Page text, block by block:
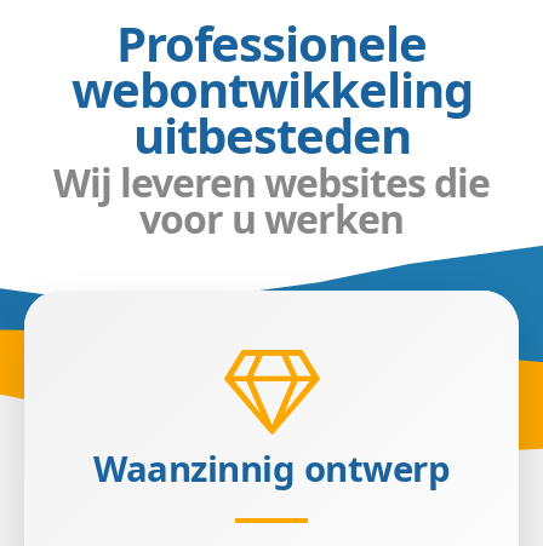
Professionele
webontwikkeling
uitbesteden
Wij leveren websites die
voor u werken
Waanzinnig ontwerp